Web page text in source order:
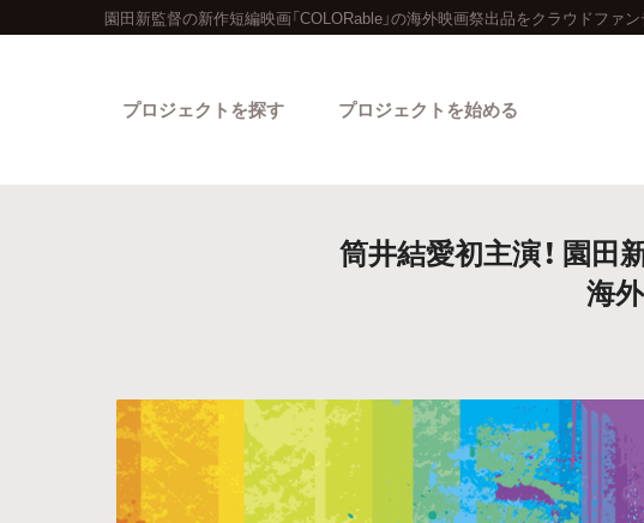
園田新監督の新作短編映画「COLORable」の海外映画祭出品をクラウドファン
プロジェクトを探す
人気のプロジ
カテゴリーから探す タグから
プロジェクトを始める
筒井結愛初主演！ 園田
海